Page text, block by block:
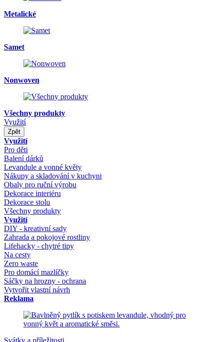
Metalické
Samet
Nonwoven
Všechny produkty
Využití
Zpět
Využití
Pro děti
Balení dárků
Levandule a vonné květy
Nákupy a skladování v kuchyni
Obaly pro ruční výrobu
Dekorace interiéru
Dekorace stolu
Všechny produkty
Využití
DIY - kreativní sady
Zahrada a pokojové rostliny
Lifehacky - chytré tipy
Na cesty
Zero waste
Pro domácí mazlíčky
Sáčky na hrozny - ochrana
Vytvořit vlastní návrh
Reklama
Svátky a příležitosti